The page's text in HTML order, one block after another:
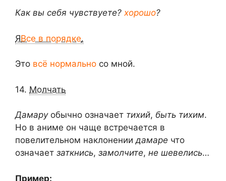
Как вы себя чувствуете? хорошо?
ЯВсе в порядке.
Это всё нормально со мной.
14. Молчать
Дамаруобычно означает тихий, быть тихим.
Но в аниме он чаще встречается в
повелительном наклонениидамаре что
означает заткнись, замолчите, не шевелись…
Пример: